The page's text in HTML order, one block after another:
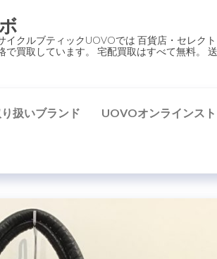
クルブティックUOVOでは 百貨店・セレク
買取しています。 宅配買取はすべて無料。
扱いブランド UOVOオンラインス